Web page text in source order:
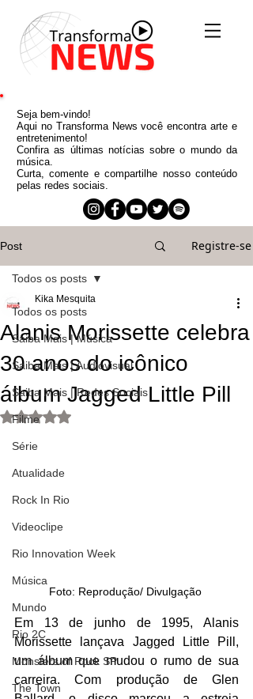
Seja bem-vindo!
Aqui no Transforma News você encontra arte e
entretenimento!
Confira as últimas notícias sobre o mundo da
música.
Curta, comente e compartilhe nosso conteúdo
pelas redes sociais.
Post Registre-se
Todos os posts
Saiba Mais | Música
Saiba Mais | Audiovisual
Saiba Mais | Redes Sociais
Filme
Série
Atualidade
Rock In Rio
Videoclipe
Rio Innovation Week
Música
Mundo
Rio 2C
Monsters of Rock SP
The Town
Todos os posts
Alanis Morissette celebra
30 anos do icônico
álbum Jagged Little Pill
Kika Mesquita
Avaliado com NaN de 5 estrelas.
Foto: Reprodução/ Divulgação
Em 13 de junho de 1995, Alanis
Morissette lançava Jagged Little Pill,
um álbum que mudou o rumo de sua
carreira. Com produção de Glen